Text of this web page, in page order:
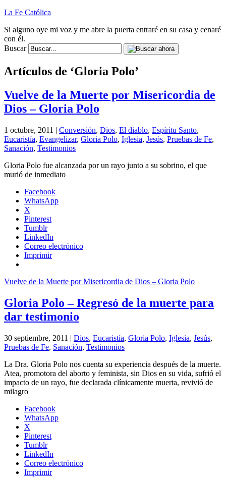
La Fe Católica
Si alguno oye mi voz y me abre la puerta entraré en su casa y cenaré
con él.
Buscar
Artículos de ‘Gloria Polo’
Vuelve de la Muerte por Misericordia de
Dios – Gloria Polo
1 octubre, 2011 | Conversión, Dios, El diablo, Espíritu Santo,
Eucaristía, Evangelizar, Gloria Polo, Iglesia, Jesús, Pruebas de Fe,
Sanación, Testimonios
Gloria Polo fue alcanzada por un rayo junto a su sobrino, el que
murió de inmediato
Facebook
WhatsApp
X
Pinterest
Tumblr
LinkedIn
Correo electrónico
Imprimir
Vuelve de la Muerte por Misericordia de Dios – Gloria Polo
Gloria Polo – Regresó de la muerte para
dar testimonio
30 septiembre, 2011 | Dios, Eucaristía, Gloria Polo, Iglesia, Jesús,
Pruebas de Fe, Sanación, Testimonios
La Dra. Gloria Polo nos cuenta su experiencia después de la muerte.
Atea, promotora del aborto y feminista, sin Dios en su vida, sufrió el
impacto de un rayo, fue declarada clínicamente muerta, revivió de
milagro
Facebook
WhatsApp
X
Pinterest
Tumblr
LinkedIn
Correo electrónico
Imprimir